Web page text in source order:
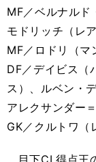
MF／ベルナルド
モドリッチ（レ
MF／ロドリ（
DF／デイビス（
ス）、ルベン・
アレクサンダー
GK／クルトワ（
目下CL得点王